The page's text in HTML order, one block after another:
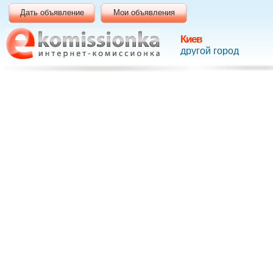
Киев
другой город
Дать объявление Мои объявления